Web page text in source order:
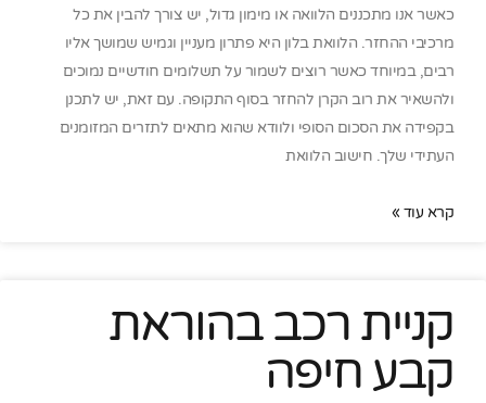
כאשר אנו מתכננים הלוואה או מימון גדול, יש צורך להבין את כל
מרכיבי ההחזר. הלוואת בלון היא פתרון מעניין וגמיש שמושך אליו
רבים, במיוחד כאשר רוצים לשמור על תשלומים חודשיים נמוכים
ולהשאיר את רוב הקרן להחזר בסוף התקופה. עם זאת, יש לתכנן
בקפידה את הסכום הסופי ולוודא שהוא מתאים לתזרים המזומנים
העתידי שלך. חישוב הלוואת
קרא עוד »
קניית רכב בהוראת
קבע חיפה